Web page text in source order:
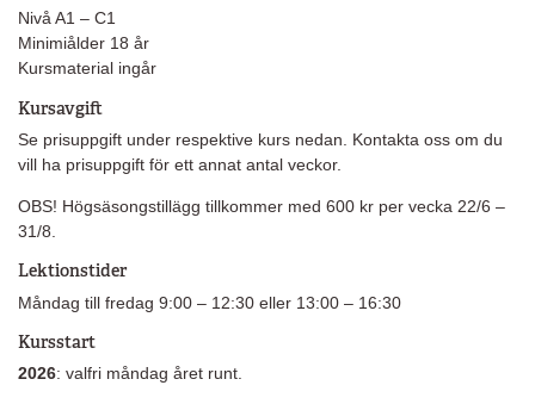
Nivå A1 – C1
Minimiålder 18 år
Kursmaterial ingår
Kursavgift
Se prisuppgift under respektive kurs nedan. Kontakta oss om du
vill ha prisuppgift för ett annat antal veckor.
OBS! Högsäsongstillägg tillkommer med 600 kr per vecka 22/6 –
31/8.
Lektionstider
Måndag till fredag 9:00 – 12:30 eller 13:00 – 16:30
Kursstart
2026: valfri måndag året runt.